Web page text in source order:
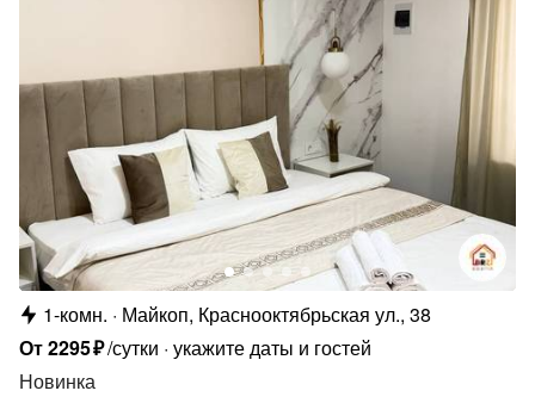
1-комн.
Майкоп, Краснооктябрьская ул., 38
От2295₽/сутки укажите даты и гостей
Новинка